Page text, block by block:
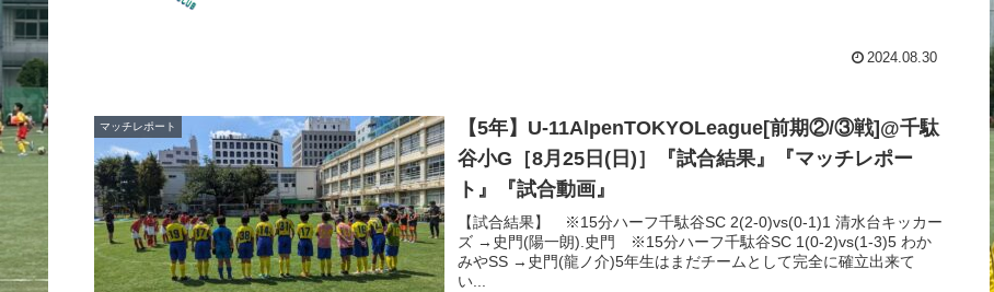
2024.08.30
マッチレポート
【5年】U-11AlpenTOKYOLeague[前期②/③戦]@千駄
谷小G［8月25日(日)］『試合結果』『マッチレポー
ト』『試合動画』
【試合結果】 ※15分ハーフ千駄谷SC 2(2-0)vs(0-1)1 清水台キッカー
ズ →史門(陽一朗).史門 ※15分ハーフ千駄谷SC 1(0-2)vs(1-3)5 わか
みやSS →史門(龍ノ介)5年生はまだチームとして完全に確立出来て
い...